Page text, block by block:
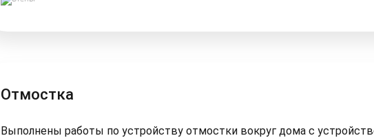
Отмостка
Выполнены работы по устройству отмостки вокруг дома с